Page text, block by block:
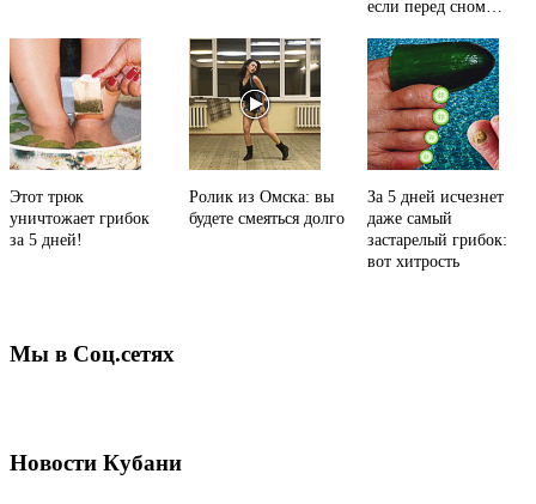
если перед сном…
Этот трюк
уничтожает грибок
за 5 дней!
Ролик из Омска: вы
будете смеяться долго
За 5 дней исчезнет
даже самый
застарелый грибок:
вот хитрость
Мы в Соц.сетях
Новости Кубани